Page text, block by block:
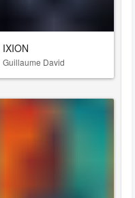
IXION
Guillaume David